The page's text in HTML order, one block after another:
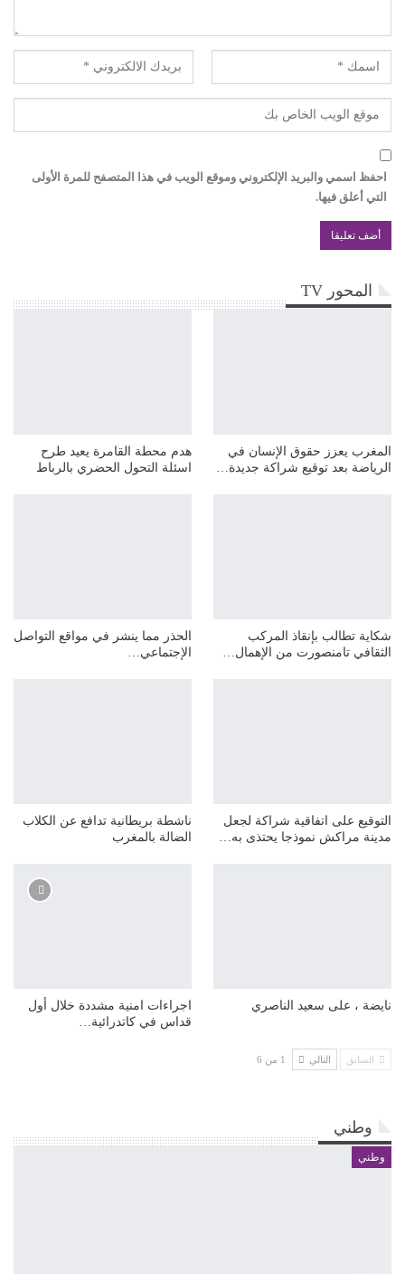
احفظ اسمي والبريد الإلكتروني وموقع الويب في هذا المتصفح للمرة الأولى
التي أعلق فيها.
المحور TV
المغرب يعزز حقوق الإنسان في
الرياضة بعد توقيع شراكة جديدة…
هدم محطة القامرة يعيد طرح
اسئلة التحول الحضري بالرباط
شكاية تطالب بإنقاذ المركب
الثقافي تامنصورت من الإهمال…
الحذر مما ينشر في مواقع التواصل
الإجتماعي…
التوقيع على اتفاقية شراكة لجعل
مدينة مراكش نموذجا يحتذى به…
ناشطة بريطانية تدافع عن الكلاب
الضالة بالمغرب
نايضة ، على سعيد الناصري
اجراءات امنية مشددة خلال أول
قداس في كاتدرائية…
السابق التالي 1 من 6
وطني
وطني